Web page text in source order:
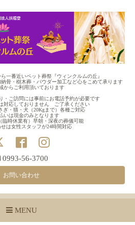
一番近いペット葬祭『ウィンクルムの丘』
骨・樹木葬・パウダー加工など心をこめて承ります
からご利用頂いております
・ご訪問には事前にお電話予約が必要です
対応しておりません ご了承ください
・猫・犬（20Kgまで）各種ご対応
いは現金のみとなります
臨時休業有）早朝・深夜の葬儀可能
は女性スタッフが24時間対応
0993-56-3700
お問い合わせ
MENU